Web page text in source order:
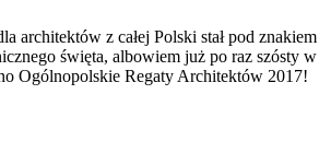
architektów z całej Polski stał pod znakiem
święta, albowiem już po raz szósty w
Ogólnopolskie Regaty Architektów 2017!